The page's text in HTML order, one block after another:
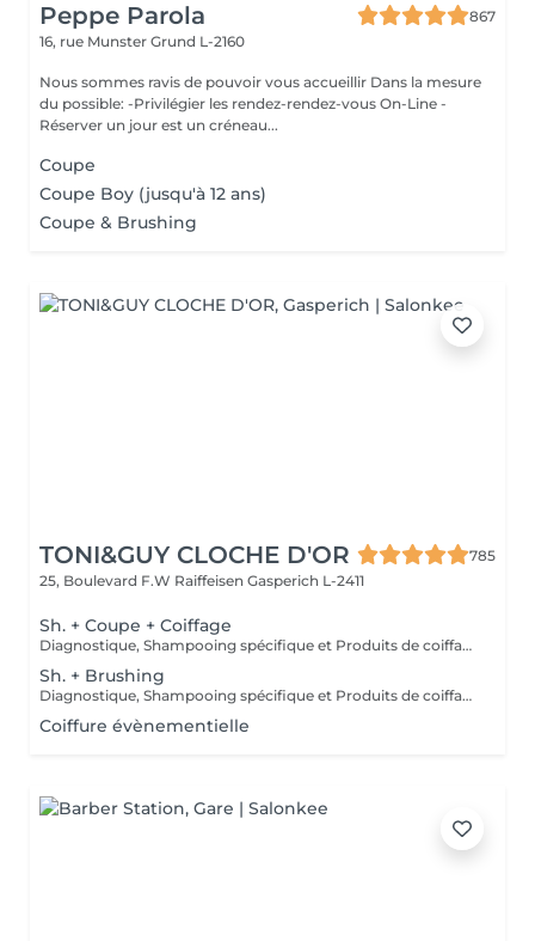
Peppe Parola
867
16, rue Munster Grund L-2160
Nous sommes ravis de pouvoir vous accueillir Dans la mesure
du possible: -Privilégier les rendez-rendez-vous On-Line -
Réserver un jour est un créneau...
Coupe
Coupe Boy (jusqu'à 12 ans)
Coupe & Brushing
TONI&GUY CLOCHE D'OR
785
25, Boulevard F.W Raiffeisen Gasperich L-2411
Sh. + Coupe + Coiffage
Diagnostique, Shampooing spécifique et Produits de coiffage inclus.
Sh. + Brushing
Diagnostique, Shampooing spécifique et Produits de coiffage inclus.
Coiffure évènementielle